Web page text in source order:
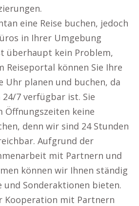
eine Reise buchen, jedoch
in Ihrer Umgebung
überhaupt kein Problem,
Reiseportal können Sie Ihre
Uhr planen und buchen, da
7 verfügbar ist. Sie
Öffnungszeiten keine
denn wir sind 24 Stunden
Aufgrund der
mit Partnern und
können wir Ihnen ständig
und Sonderaktionen bieten.
Kooperation mit Partnern